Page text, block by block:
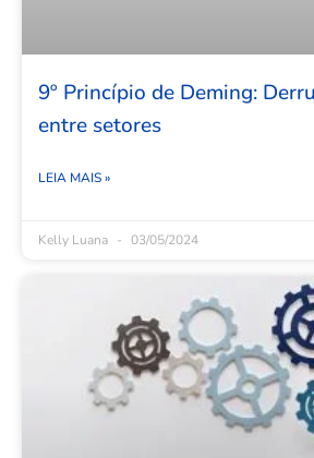
9º Princípio de Deming:
entre setores
LEIA MAIS »
Kelly Luana 03/05/2024